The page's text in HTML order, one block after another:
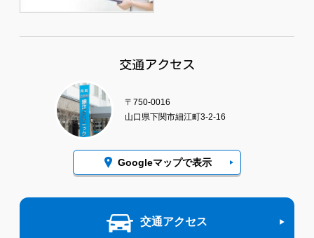
交通アクセス
〒750-0016
山口県下関市細江町3-2-16
Googleマップで表示
交通アクセス